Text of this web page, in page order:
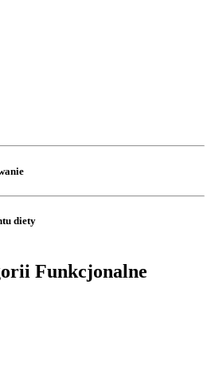
diety
Funkcjonalne